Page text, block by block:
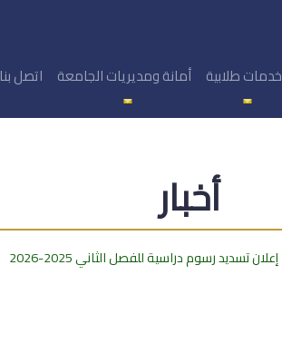
خدمات طلابية أمانة ومديريات الجامعة اتصل بنا
أخبار
إعلان تسديد رسوم دراسية للفصل الثاني 2025-2026